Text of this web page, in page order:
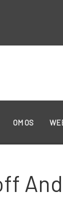
OM OS